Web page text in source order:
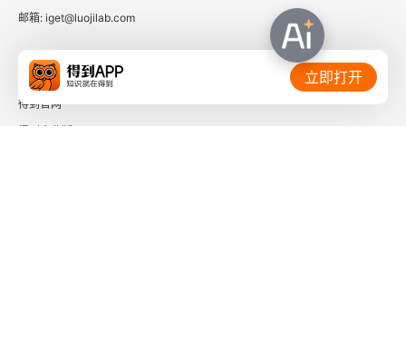
071 说话时以我为主语。
072 了解被世人点评的事。
073 尝试怀疑那些引人注目的东西。
邮箱: iget@luojilab.com
相关链接：
得到官网
立即打开